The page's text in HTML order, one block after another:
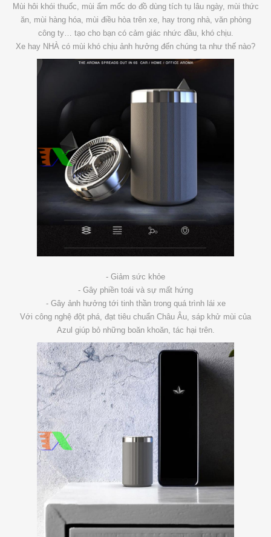
Mùi hôi khói thuốc, mùi ẩm mốc do đồ dùng tích tụ lâu ngày, mùi thức
ăn, mùi hàng hóa, mùi điều hòa trên xe, hay trong nhà, văn phòng
công ty… tạo cho bạn có cảm giác nhức đầu, khó chịu.
Xe hay NHÀ có mùi khó chịu ảnh hưởng đến chúng ta như thế nào?
- Giảm sức khỏe
- Gây phiền toái và sự mất hứng
- Gây ảnh hưởng tới tinh thần trong quá trình lái xe
Với công nghệ đột phá, đạt tiêu chuẩn Châu Âu, sáp khử mùi của
Azul giúp bỏ những boăn khoăn, tác hại trên.